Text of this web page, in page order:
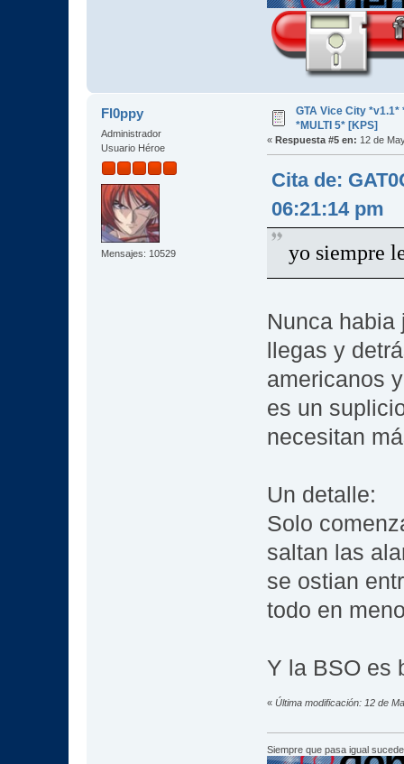
Fl0ppy
Administrador
Usuario Héroe
Mensajes: 10529
GTA Vice City *v1.1*
*MULTI 5* [KPS]
« Respuesta #5 en: 12 de
Cita de:
06:21:14 pm
yo siempre
Nunca habia
llegas y
americanos
es un
necesitan
Un detalle:
Solo
saltan las
se ostian
todo en
Y la BSO es
« Última modificación: 12 de
Siempre que pasa igual